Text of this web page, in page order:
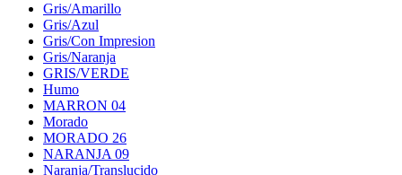
Gris/Amarillo
Gris/Azul
Gris/Con Impresion
Gris/Naranja
GRIS/VERDE
Humo
MARRON 04
Morado
MORADO 26
NARANJA 09
Naranja/Translucido